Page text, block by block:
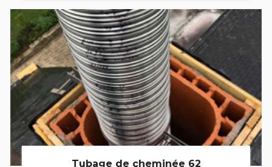
Tubage de cheminée 62